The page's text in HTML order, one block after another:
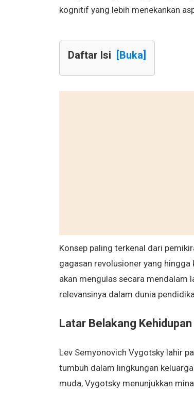
kognitif yang lebih menekankan
Daftar Isi [Buka]
Konsep paling terkenal dari
gagasan revolusioner yang
akan mengulas secara mendalam
relevansinya dalam dunia
Latar Belakang
Lev Semyonovich Vygotsky lahir
tumbuh dalam lingkungan
muda, Vygotsky menunjukkan